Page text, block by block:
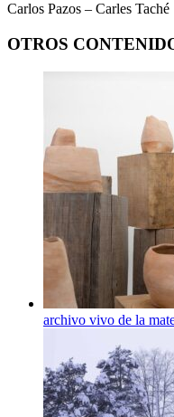
Carlos Pazos – Carles Taché
OTROS
archivo vivo de la